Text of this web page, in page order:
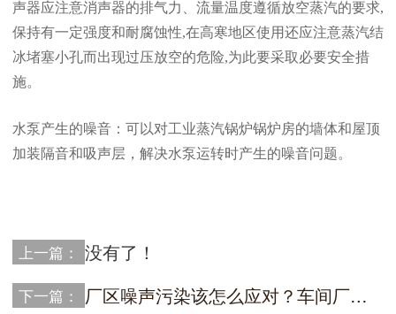
声器应注意消声器的排气力、流量温度遵循放空蒸汽的要求,
保持有一定强度和耐腐蚀性,在高寒地区使用还应注意蒸汽结
冰堵塞小孔而出现过压放空的危险,为此要采取必要安全措
施。
水泵产生的噪音：可以对工业蒸汽锅炉锅炉房的墙体和屋顶
加装隔音和吸声层，解决水泵运转时产生的噪音问题。
上一篇： 没有了！
下一篇： 厂区噪声污染该怎么应对？车间厂房噪声污染治